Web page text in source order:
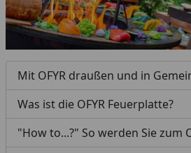
Mit OFYR draußen und in
Was ist die OFYR Feuerplatte?
"How to...?" So werden Sie zum